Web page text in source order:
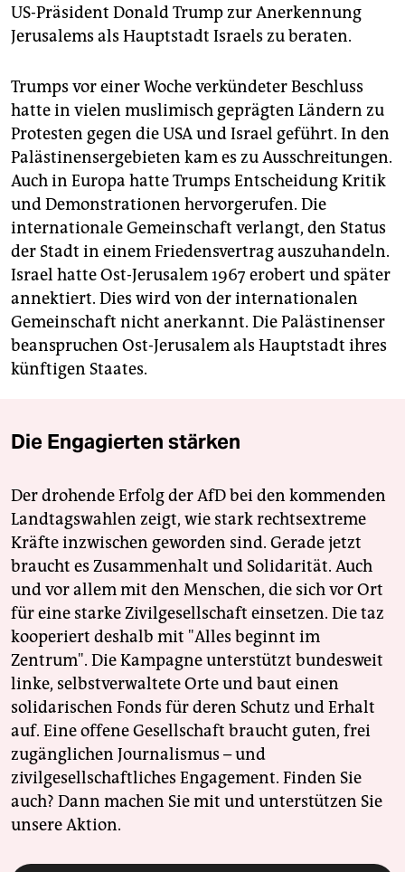
US-Präsident Donald Trump zur Anerkennung
Jerusalems als Hauptstadt Israels zu beraten.
Trumps vor einer Woche verkündeter Beschluss
hatte in vielen muslimisch geprägten Ländern zu
Protesten gegen die USA und Israel geführt. In den
Palästinensergebieten kam es zu Ausschreitungen.
Auch in Europa hatte Trumps Entscheidung Kritik
und Demonstrationen hervorgerufen. Die
internationale Gemeinschaft verlangt, den Status
der Stadt in einem Friedensvertrag auszuhandeln.
Israel hatte Ost-Jerusalem 1967 erobert und später
annektiert. Dies wird von der internationalen
Gemeinschaft nicht anerkannt. Die Palästinenser
beanspruchen Ost-Jerusalem als Hauptstadt ihres
künftigen Staates.
Die Engagierten stärken
Der drohende Erfolg der AfD bei den kommenden
Landtagswahlen zeigt, wie stark rechtsextreme
Kräfte inzwischen geworden sind. Gerade jetzt
braucht es Zusammenhalt und Solidarität. Auch
und vor allem mit den Menschen, die sich vor Ort
für eine starke Zivilgesellschaft einsetzen. Die taz
kooperiert deshalb mit "Alles beginnt im
Zentrum". Die Kampagne unterstützt bundesweit
linke, selbstverwaltete Orte und baut einen
solidarischen Fonds für deren Schutz und Erhalt
auf. Eine offene Gesellschaft braucht guten, frei
zugänglichen Journalismus – und
zivilgesellschaftliches Engagement. Finden Sie
auch? Dann machen Sie mit und unterstützen Sie
unsere Aktion.